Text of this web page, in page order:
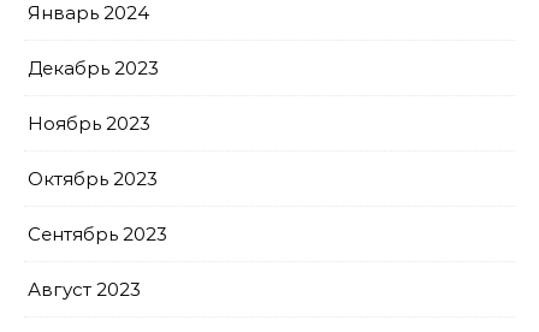
Январь 2024
Декабрь 2023
Ноябрь 2023
Октябрь 2023
Сентябрь 2023
Август 2023